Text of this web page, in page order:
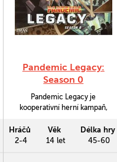
Pandemic Legacy:
Season 0
Pandemic Legacy je
kooperativní herní kampaň,
herní seance příběhovou
nadstavbou, která celou hru
Hráčů
2-4
Věk
14 let
Délka hry
45-60